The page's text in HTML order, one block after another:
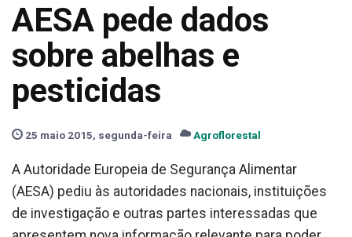
AESA pede dados
sobre abelhas e
pesticidas
25 maio 2015, segunda-feira Agroflorestal
A Autoridade Europeia de Segurança Alimentar
(AESA) pediu às autoridades nacionais, instituições
de investigação e outras partes interessadas que